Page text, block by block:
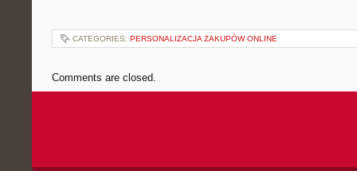
CATEGORIES: PERSONALIZACJA ZAKUPÓW ONLINE
Comments are closed.